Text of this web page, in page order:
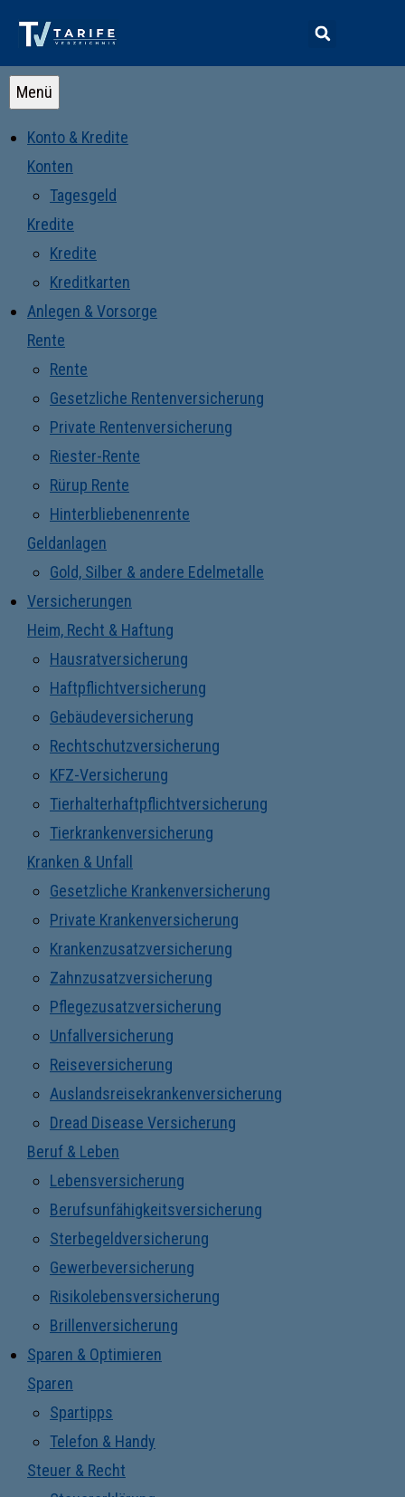
Menü
Konto & Kredite
Konten
Tagesgeld
Kredite
Kredite
Kreditkarten
Anlegen & Vorsorge
Rente
Rente
Gesetzliche Rentenversicherung
Private Rentenversicherung
Riester-Rente
Rürup Rente
Hinterbliebenenrente
Geldanlagen
Gold, Silber & andere Edelmetalle
Versicherungen
Heim, Recht & Haftung
Hausratversicherung
Haftpflichtversicherung
Gebäudeversicherung
Rechtschutzversicherung
KFZ-Versicherung
Tierhalterhaftpflichtversicherung
Tierkrankenversicherung
Kranken & Unfall
Gesetzliche Krankenversicherung
Private Krankenversicherung
Krankenzusatzversicherung
Zahnzusatzversicherung
Pflegezusatzversicherung
Unfallversicherung
Reiseversicherung
Auslandsreisekrankenversicherung
Dread Disease Versicherung
Beruf & Leben
Lebensversicherung
Berufsunfähigkeitsversicherung
Sterbegeldversicherung
Gewerbeversicherung
Risikolebensversicherung
Brillenversicherung
Sparen & Optimieren
Sparen
Spartipps
Telefon & Handy
Steuer & Recht